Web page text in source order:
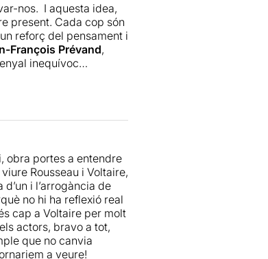
nos. I aquesta idea,
present. Cada cop són
reforç del pensament i
François Prévand,
inequívoc
anar un pas més
i d’una gran
país, tot i els seus 85
en el paper del rival,
és el que té)
nos, a la vegada,
obra portes a entendre
Rousseau i Voltaire,
i l’arrogància de
no hi ha reflexió real
cap a Voltaire per molt
actors, bravo a tot,
que no canvia
a veure!